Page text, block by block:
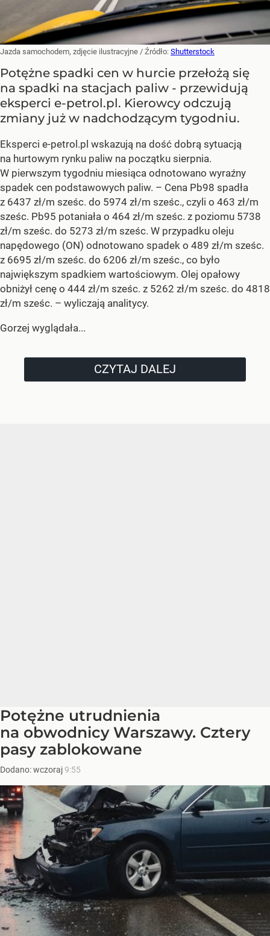
Jazda samochodem, zdjęcie ilustracyjne / Źródło: Shutterstock
Potężne spadki cen w hurcie przełożą się
na spadki na stacjach paliw - przewidują
eksperci e-petrol.pl. Kierowcy odczują
zmiany już w nadchodzącym tygodniu.
Eksperci e-petrol.pl wskazują na dość dobrą sytuacją
na hurtowym rynku paliw na początku sierpnia.
W pierwszym tygodniu miesiąca odnotowano wyraźny
spadek cen podstawowych paliw. – Cena Pb98 spadła
z 6437 zł/m sześc. do 5974 zł/m sześc., czyli o 463 zł/m
sześc. Pb95 potaniała o 464 zł/m sześc. z poziomu 5738
zł/m sześc. do 5273 zł/m sześc. W przypadku oleju
napędowego (ON) odnotowano spadek o 489 zł/m sześc.
z 6695 zł/m sześc. do 6206 zł/m sześc., co było
największym spadkiem wartościowym. Olej opałowy
obniżył cenę o 444 zł/m sześc. z 5262 zł/m sześc. do 4818
zł/m sześc. – wyliczają analitycy.
Gorzej wyglądała...
CZYTAJ DALEJ
Potężne utrudnienia
na obwodnicy Warszawy. Cztery
pasy zablokowane
Dodano:wczoraj9:55